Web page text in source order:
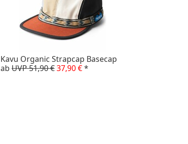
Kavu Organic Strapcap Basecap
ab UVP 51,90 €37,90 €*